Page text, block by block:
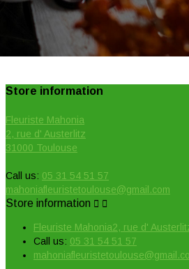
Store information
Fleuriste Mahonia
2, rue d' Austerlitz
31000 Toulouse
Call us: 05 31 54 51 57
mahoniafleuristetoulouse@gmail.com
Store information  
Fleuriste Mahonia2, rue d'
Call us: 05 31 54 51 57